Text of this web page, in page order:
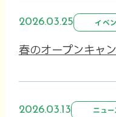
2026.03.25 イベ
春のオープンキャ
2026.03.13 ニュー